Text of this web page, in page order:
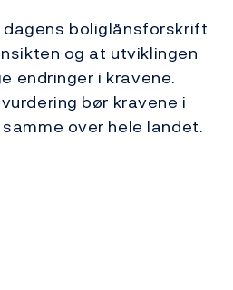
dagens boliglånsforskrift
og at utviklingen
endringer i kravene.
bør kravene i
over hele landet.